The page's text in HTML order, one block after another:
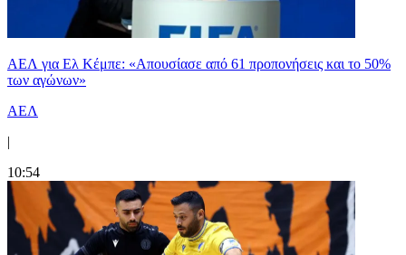
ΑΕΛ για Ελ Κέμπε: «Απουσίασε από 61 προπονήσεις και το 50%
των αγώνων»
ΑΕΛ
|
10:54